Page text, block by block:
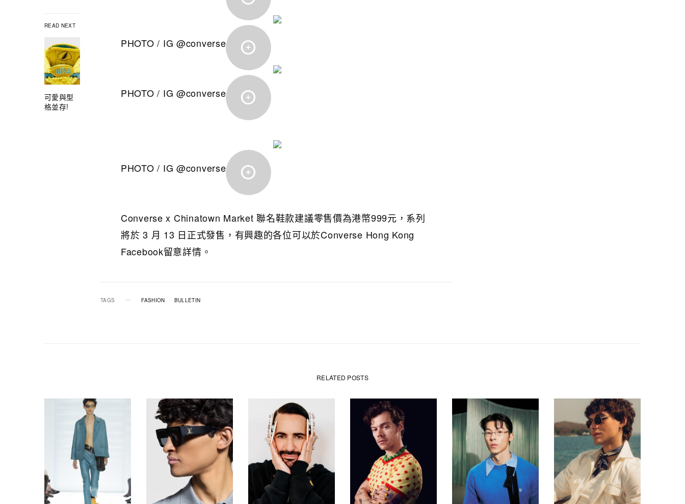
READ NEXT
可愛與型
格並存!
PHOTO / IG @converse
PHOTO / IG @converse
PHOTO / IG @converse
Converse x Chinatown Market 聯名鞋款建議零售價為港幣999元，系列
將於 3 月 13 日正式發售，有興趣的各位可以於Converse Hong Kong
Facebook留意詳情。
TAGS FASHION BULLETIN
RELATED POSTS